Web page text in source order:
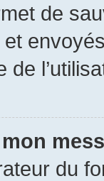
de
de
du